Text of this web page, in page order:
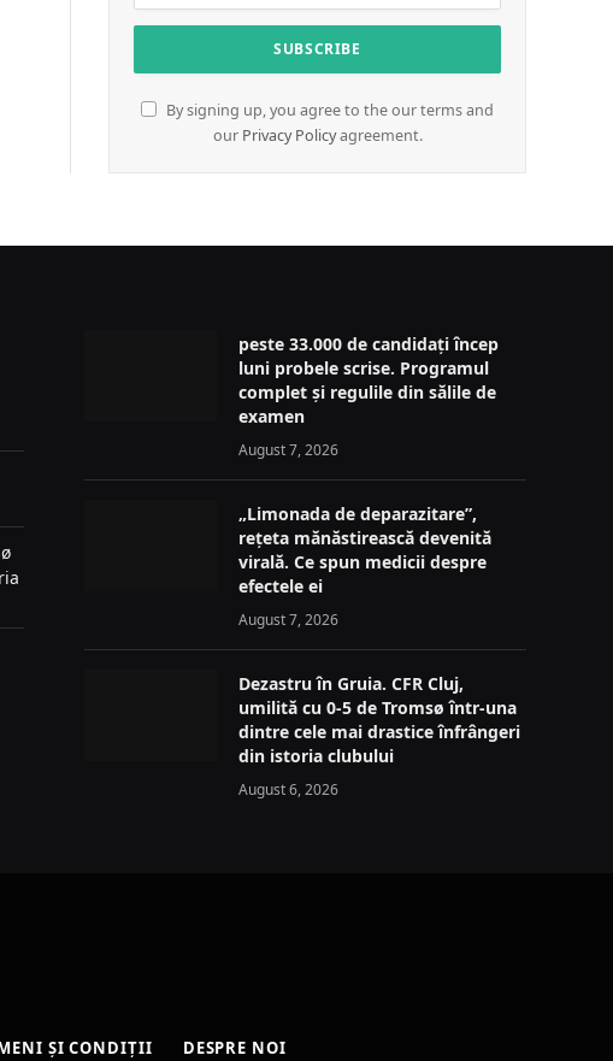
By signing up, you agree to the our terms and
our Privacy Policyagreement.
peste 33.000 de candidați încep
luni probele scrise. Programul
complet și regulile din sălile de
examen
August 7, 2026
„Limonada de deparazitare”,
rețeta mănăstirească devenită
virală. Ce spun medicii despre
efectele ei
August 7, 2026
Dezastru în Gruia. CFR Cluj,
umilită cu 0-5 de Tromsø într-una
dintre cele mai drastice înfrângeri
din istoria clubului
August 6, 2026
ȘI CONDIȚII DESPRE NOI